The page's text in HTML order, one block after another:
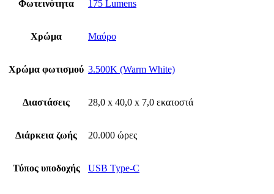
Φωτεινότητα 175 Lumens
Χρώμα Μαύρο
Χρώμα φωτισμού 3.500K (Warm White)
Διαστάσεις 28,0 x 40,0 x 7,0 εκατοστά
Διάρκεια ζωής 20.000 ώρες
Τύπος υποδοχής USB Type-C